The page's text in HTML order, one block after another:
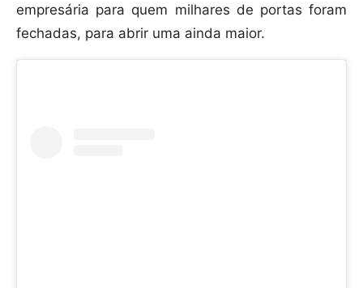
empresária para quem milhares de portas foram
fechadas, para abrir uma ainda maior.